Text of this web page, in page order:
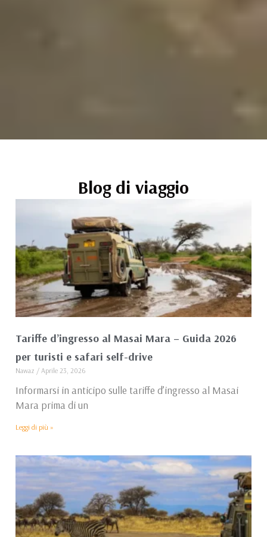
Blog di viaggio
Tariffe d’ingresso al Masai Mara – Guida 2026
per turisti e safari self-drive
Nawaz Aprile 23, 2026
Informarsi in anticipo sulle tariffe d’ingresso al Masai
Mara prima di un
Leggi di più »